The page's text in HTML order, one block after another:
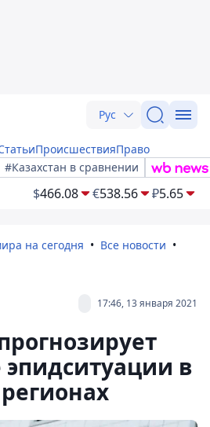
Рус
ПроисшествияПраво
#Казахстан в сравнении
$466.08 €538.56 ₽5.65
на сегодня
Все новости
17:46, 13 января 2021
в